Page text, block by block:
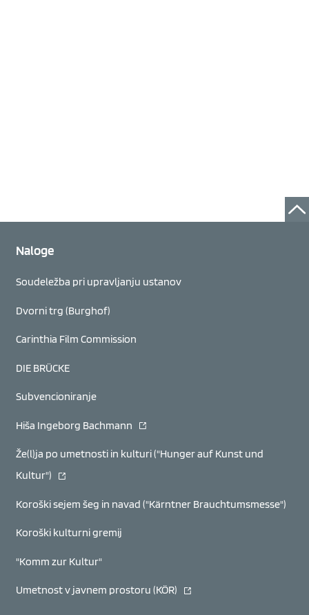
Naloge
Soudeležba pri upravljanju ustanov
Dvorni trg (Burghof)
Carinthia Film Commission
DIE BRÜCKE
Subvencioniranje
Hiša Ingeborg Bachmann (se odpre v novem oknu)
Že(l)ja po umetnosti in kulturi ("Hunger auf Kunst und
Kultur") (se odpre v novem oknu)
Koroški sejem šeg in navad ("Kärntner Brauchtumsmesse")
Koroški kulturni gremij
"Komm zur Kultur"
Umetnost v javnem prostoru (KÖR) (se odpre v novem oknu)